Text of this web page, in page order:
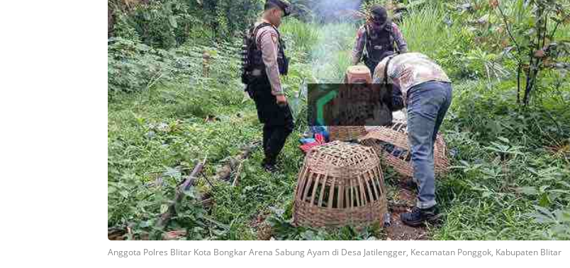
Anggota Polres Blitar Kota Bongkar Arena Sabung Ayam di Desa Jatilengger, Kecamatan Ponggok, Kabupaten Blitar